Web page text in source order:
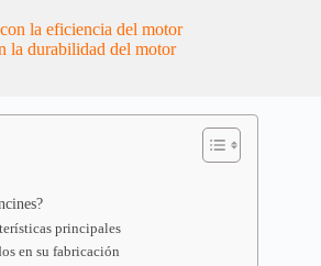
la eficiencia del motor
la durabilidad del motor
principales
en su fabricación